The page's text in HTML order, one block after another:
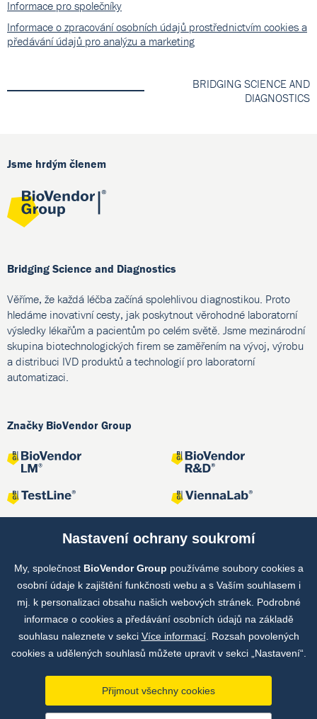
Informace pro společníky
Informace o zpracování osobních údajů prostřednictvím cookies a
předávání údajů pro analýzu a marketing
BRIDGING SCIENCE AND
DIAGNOSTICS
Jsme hrdým členem
Bridging Science and Diagnostics
Věříme, že každá léčba začíná spolehlivou diagnostikou. Proto
hledáme inovativní cesty, jak poskytnout věrohodné laboratorní
výsledky lékařům a pacientům po celém světě. Jsme mezinárodní
skupina biotechnologických firem se zaměřením na vývoj, výrobu
a distribuci IVD produktů a technologií pro laboratorní
automatizaci.
Značky BioVendor Group
Společné projekty
Nastavení ochrany soukromí
My, společnost BioVendor Group používáme soubory cookies a
osobní údaje k zajištění funkčnosti webu a s Vaším souhlasem i
mj. k personalizaci obsahu našich webových stránek. Podrobné
informace o cookies a předávání osobních údajů na základě
souhlasu naleznete v sekci Více informací. Rozsah povolených
cookies a udělených souhlasů můžete upravit v sekci „Nastavení“.
Přijmout všechny cookies